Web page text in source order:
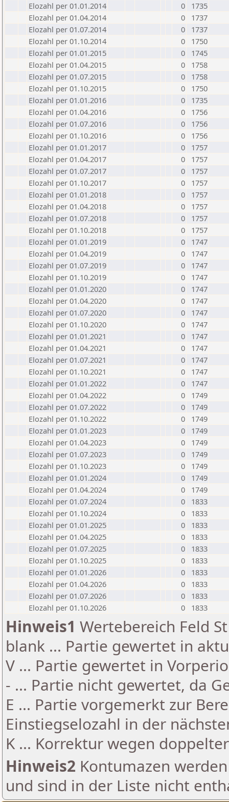
Elozahl per 01.01.2014
0
1735
Elozahl per 01.04.2014
0
1737
Elozahl per 01.07.2014
0
1737
Elozahl per 01.10.2014
0
1750
Elozahl per 01.01.2015
0
1745
Elozahl per 01.04.2015
0
1758
Elozahl per 01.07.2015
0
1758
Elozahl per 01.10.2015
0
1750
Elozahl per 01.01.2016
0
1735
Elozahl per 01.04.2016
0
1756
Elozahl per 01.07.2016
0
1756
Elozahl per 01.10.2016
0
1756
Elozahl per 01.01.2017
0
1757
Elozahl per 01.04.2017
0
1757
Elozahl per 01.07.2017
0
1757
Elozahl per 01.10.2017
0
1757
Elozahl per 01.01.2018
0
1757
Elozahl per 01.04.2018
0
1757
Elozahl per 01.07.2018
0
1757
Elozahl per 01.10.2018
0
1757
Elozahl per 01.01.2019
0
1747
Elozahl per 01.04.2019
0
1747
Elozahl per 01.07.2019
0
1747
Elozahl per 01.10.2019
0
1747
Elozahl per 01.01.2020
0
1747
Elozahl per 01.04.2020
0
1747
Elozahl per 01.07.2020
0
1747
Elozahl per 01.10.2020
0
1747
Elozahl per 01.01.2021
0
1747
Elozahl per 01.04.2021
0
1747
Elozahl per 01.07.2021
0
1747
Elozahl per 01.10.2021
0
1747
Elozahl per 01.01.2022
0
1747
Elozahl per 01.04.2022
0
1749
Elozahl per 01.07.2022
0
1749
Elozahl per 01.10.2022
0
1749
Elozahl per 01.01.2023
0
1749
Elozahl per 01.04.2023
0
1749
Elozahl per 01.07.2023
0
1749
Elozahl per 01.10.2023
0
1749
Elozahl per 01.01.2024
0
1749
Elozahl per 01.04.2024
0
1749
Elozahl per 01.07.2024
0
1833
Elozahl per 01.10.2024
0
1833
Elozahl per 01.01.2025
0
1833
Elozahl per 01.04.2025
0
1833
Elozahl per 01.07.2025
0
1833
Elozahl per 01.10.2025
0
1833
Elozahl per 01.01.2026
0
1833
Elozahl per 01.04.2026
0
1833
Elozahl per 01.07.2026
0
1833
Elozahl per 01.10.2026
0 1833
Hinweis1 Wertebereich Feld
blank ... Partie gewertet in
V ... Partie gewertet in
- ... Partie nicht gewertet, da
E ... Partie vorgemerkt zur
Einstiegselozahl in der
K ... Korrektur wegen
Hinweis2 Kontumazen
und sind in der Liste nicht